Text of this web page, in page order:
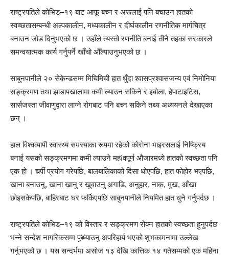
राष्ट्रपतिले कोभिड–१९ बाट आफू बच्न र अरूलाई पनि बचाउन हातको
स्वच्छतासम्बन्धी अल्पकालीन, मध्यकालीन र दीर्घकालीन रणनीतिक मार्गचित्र
बनाउन जोड दिनुभएको छ । उहाँले त्यस्तो रणनीति बनाई तीनै तहका सरकारले
समन्वयात्मक कार्य गर्नुपर्ने खाँचो औँल्याउनुभएको छ ।
साबुनपानीले २० सेकेन्डसम्म मिचिमिची हात धुँदा श्वासप्रश्वासजन्य एवं निमोनिया
सङ्क्रमण तथा झाडापखालामा कमी ल्याउन सकिने र इबोला, हेपाटाइटिस,
सार्सजस्ता जीवाणुद्वारा लाग्ने रोगबाट पनि बच्न सकिने तथ्य अध्ययनले देखाएका
छन् ।
हाल विश्वव्यापी स्वास्थ्य समस्याका रूपमा रहेको कोरोना भाइरसलाई निष्क्रिय
बनाई यसको सङ्क्रमणमा कमी ल्याउने महìवपूर्ण औजारमध्ये हातको स्वच्छता पनि
एक हो । चर्र्पी प्रयोग गरेपछि, बालबालिकाको दिसा धोएपछि, हात फोहोर भएपछि,
खाना बनाउनु, खाना खानु र खुवाउनु अगाडि, अनुहार, नाक, मुख, आँखा
छोइसकेपछि, बाहिरबाट घर फर्किएपछि साबुनपानीले नियमित हात धुने गर्नुपर्दछ ।
राष्ट्रपतिले कोभिड–१९ को विस्तार र सङ्क्रमण रोक्न हातको स्वच्छता हुनुपर्दछ
भन्ने सन्देश नागरिकसम्म पु¥याउनु अपरिहार्य भएको शुभकामनामा उल्लेख
गर्नुभएको छ । यस सन्दर्भमा असोज १३ देखि कात्तिक १४ गतेसम्मको एक महिना